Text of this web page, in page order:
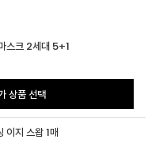
스크 2세대 5+1
상품 선택
이지 스왑 1매